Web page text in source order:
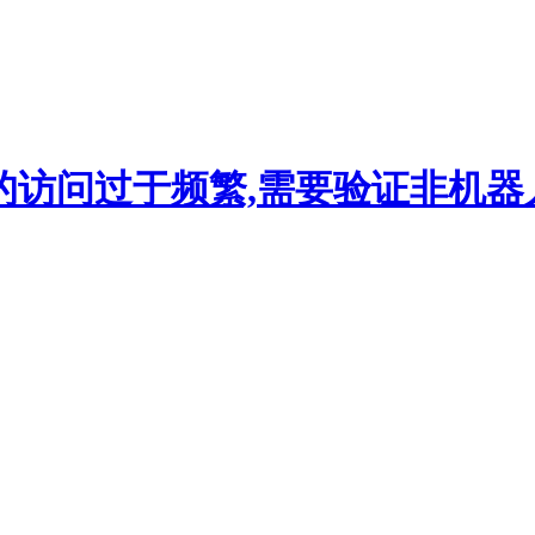
访问过于频繁,需要验证非机器